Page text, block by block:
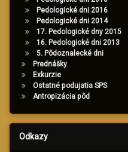
Pedologické dni 2016
Pedologické dni 2014
17. Pedologické dny 2015
16. Pedologické dni 2013
5. Pôdoznalecké dni
Prednášky
Exkurzie
Ostatné podujatia SPS
Antropizácia pôd
Odkazy